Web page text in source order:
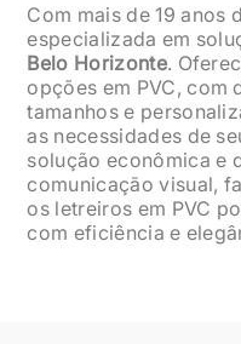
Com mais de 19 anos
especializada em
Belo Horizonte.
opções em PVC, com
tamanhos e
as necessidades de
solução econômica e
comunicação visual,
os letreiros em PVC
com eficiência e